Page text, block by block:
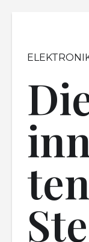
ten